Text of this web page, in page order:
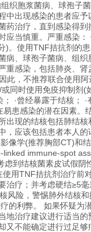
织胞浆菌病、球孢子
出现感染的患者应
治疗，直到感染得
当慎重。严重感染
。使用TNF拮抗剂的
、球孢子菌病、组织
重感染，包括肺炎、
此，不推荐联合使用
同时使用免疫抑制剂(
·曾经暴露于结核；
患感染的潜在因素。
现的结核包括肺结
应该包括患者本人
像学(推荐胸部CT)和
immune-spot
到结核菌素皮试假阴
用TNF拮抗剂治疗前
治疗；并考虑硬结≥5
风险，警惕肺外结核
的利弊。 如果怀疑为
治疗建议进行适当
不能确定进行过足